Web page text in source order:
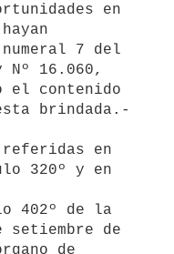
en
7 del
16.060,
el contenido
brindada.-
320º y en
402º de la
setiembre de
de